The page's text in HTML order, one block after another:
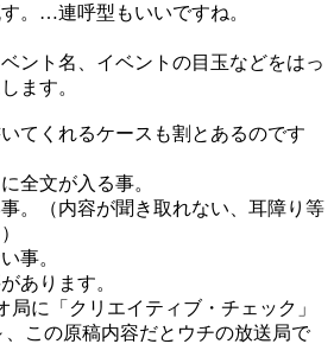
。…連呼型もいいですね。
ント名、イベントの目玉などをはっ
ます。
てくれるケースも割とあるのです
全文が入る事。
。（内容が聞き取れない、耳障り等
事。
あります。
局に「クリエイティブ・チェック」
、この原稿内容だとウチの放送局で